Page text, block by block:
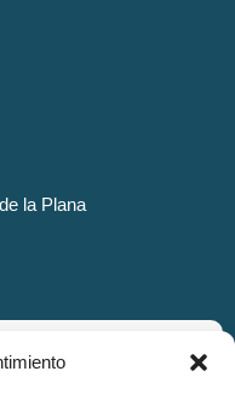
la Plana